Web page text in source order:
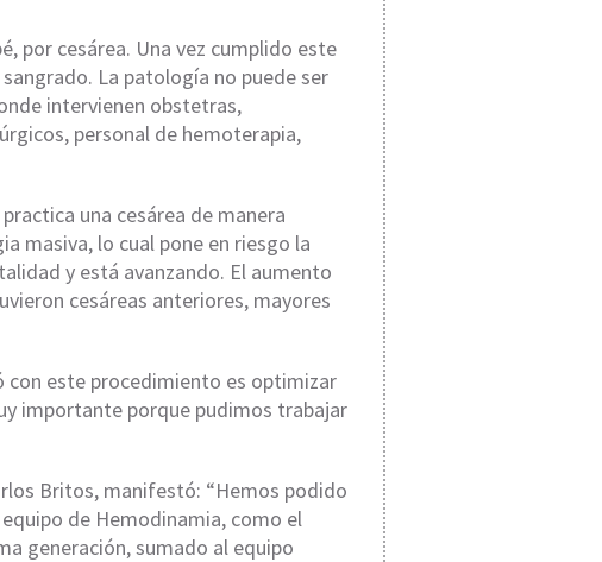
por cesárea. Una vez cumplido este
La patología no puede ser
intervienen obstetras,
personal de hemoterapia,
una cesárea de manera
masiva, lo cual pone en riesgo la
y está avanzando. El aumento
cesáreas anteriores, mayores
con este procedimiento es optimizar
importante porque pudimos trabajar
Britos, manifestó: “Hemos podido
de Hemodinamia, como el
generación, sumado al equipo